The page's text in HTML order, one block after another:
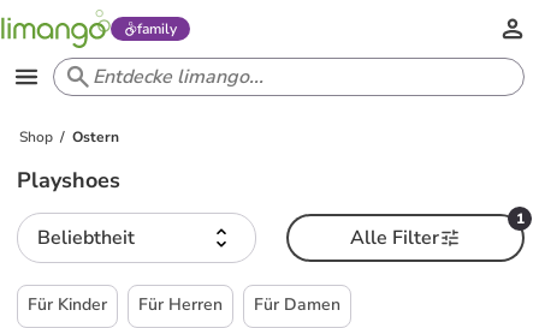
family
Shop Ostern
Playshoes
Beliebtheit
1
Alle Filter
Für Kinder Für Herren Für Damen